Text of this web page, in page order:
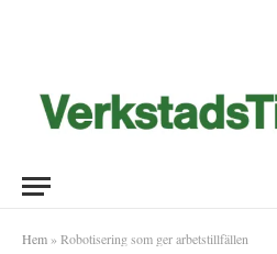
Hem » Robotisering som ger arbetstillfällen